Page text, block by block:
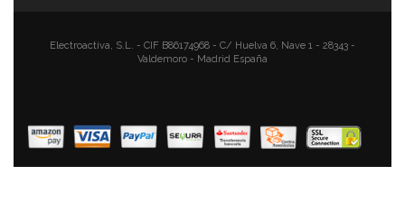
Forro Polar Gris, 120W
92,90 € 65,90 €
Electroactiva, S.L. - CIF B86174968 - C/ Huelva 6, Nave 1 - 28343 -
Valdemoro - Madrid España